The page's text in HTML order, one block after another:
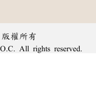
權所有
All rights reserved.